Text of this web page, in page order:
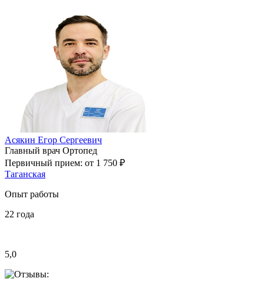
Асякин Егор Сергеевич
Главный врач Ортопед
Первичный прием: от 1 750 ₽
Таганская
Опыт работы
22 года
5,0